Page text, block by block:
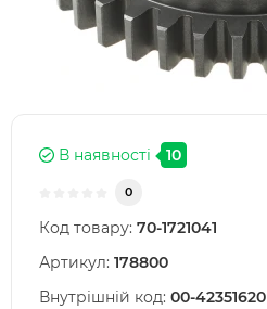
В наявності 10
0
Код товару: 70-1721041
Артикул: 178800
Внутрішній код: 00-42351620